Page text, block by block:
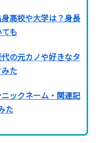
高校や大学は？身長
も
の元カノや好きなタ
た
ックネーム・関連記
た